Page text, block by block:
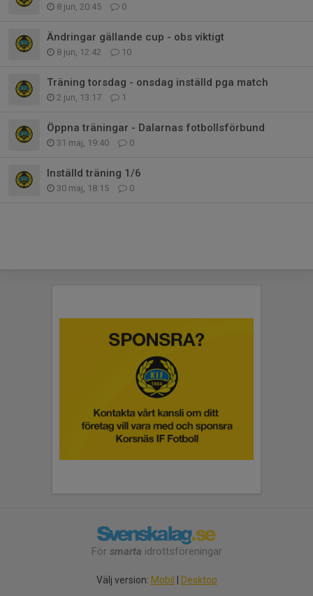
8 jun, 20:45 0
Ändringar gällande cup - obs viktigt
8 jun, 12:42 10
Träning torsdag - onsdag inställd pga match
2 jun, 13:17 1
Öppna träningar - Dalarnas fotbollsförbund
31 maj, 19:40 0
Inställd träning 1/6
30 maj, 18:15 0
För smarta idrottsföreningar
Välj version: Mobil | Desktop